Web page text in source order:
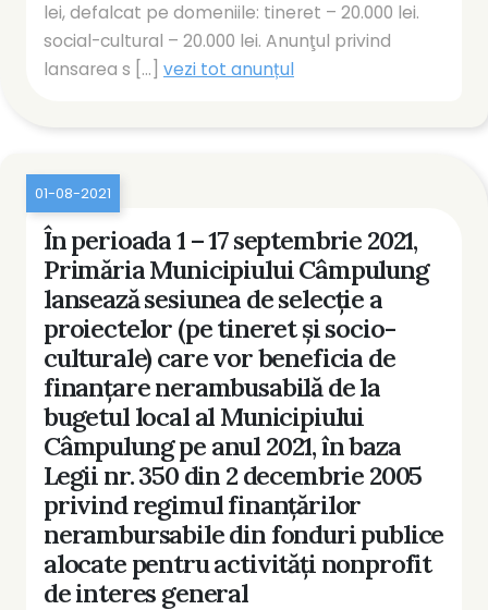
lei, defalcat pe domeniile: tineret – 20.000 lei.
social-cultural – 20.000 lei. Anunţul privind
lansarea s [...] vezi tot anunțul
01-08-2021
În perioada 1 – 17 septembrie 2021,
Primăria Municipiului Câmpulung
lansează sesiunea de selecţie a
proiectelor (pe tineret și socio-
culturale) care vor beneficia de
finanţare nerambusabilă de la
bugetul local al Municipiului
Câmpulung pe anul 2021, în baza
Legii nr. 350 din 2 decembrie 2005
privind regimul finanţărilor
nerambursabile din fonduri publice
alocate pentru activităţi nonprofit
de interes general